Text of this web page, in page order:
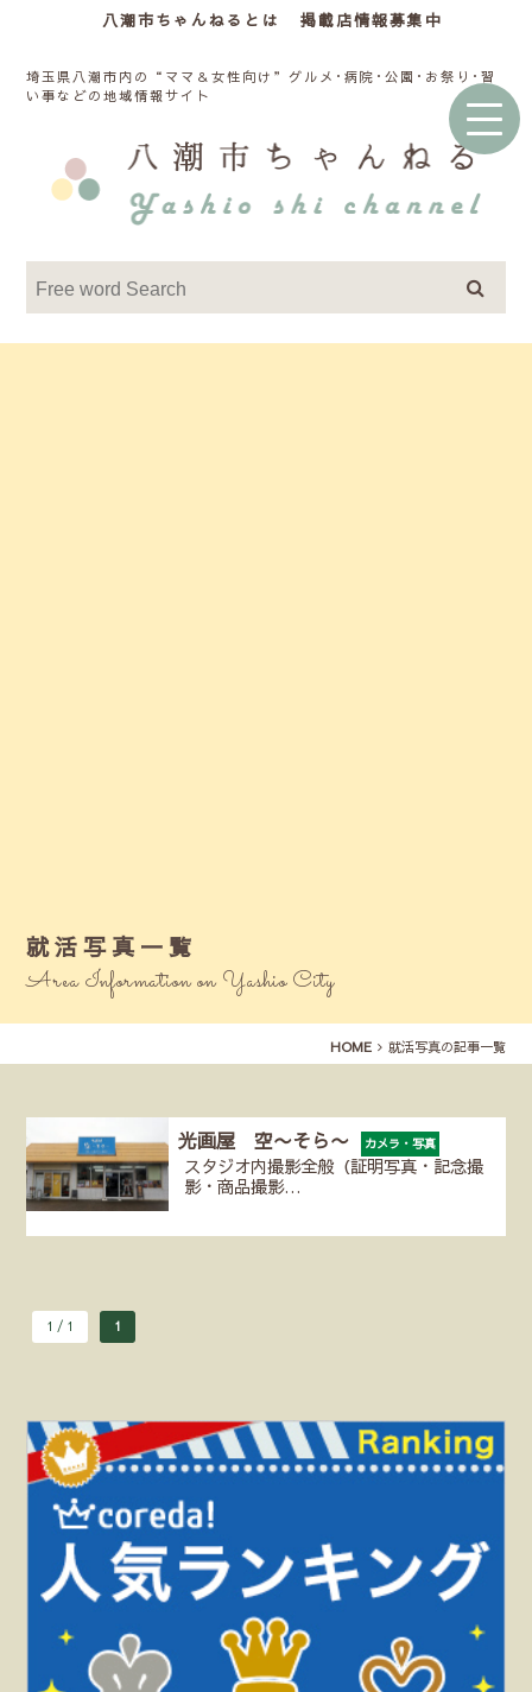
八潮市ちゃんねるとは 掲載店情報募集中
埼玉県八潮市内の“ママ＆女性向け”グルメ･病院･公園･お祭り･習
い事などの地域情報サイト
就活写真一覧
Area Information on Yashio City
HOME 就活写真の記事一覧
光画屋 空〜そら〜 カメラ・写真
スタジオ内撮影全般（証明写真・記念撮
影・商品撮影…
1 / 1 1